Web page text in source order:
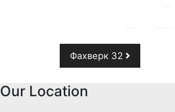
Post
Фахверк 32
Our Location